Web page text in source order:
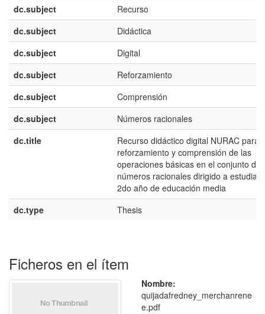
dc.subject
Recurso
dc.subject
Didáctica
dc.subject
Digital
dc.subject
Reforzamiento
dc.subject
Comprensión
dc.subject
Números racionales
dc.title
Recurso didáctico digital NURAC para
reforzamiento y comprensión de las
operaciones básicas en el conjunto de
números racionales dirigido a
2do año de educación media
dc.type
Thesis
Ficheros en el ítem
Nombre:
quijadafredney_merchanrene
e.pdf